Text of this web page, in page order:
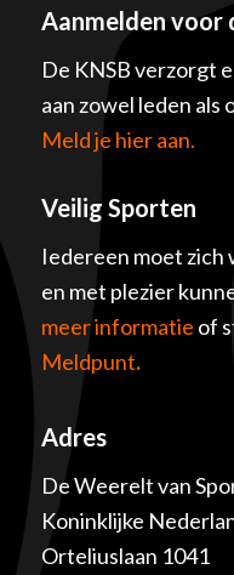
Aanmelden voor
De KNSB verzorgt
aan zowel leden
Meld je hier aan.
Veilig Sporten
Iedereen moet zich
en met plezier
meer informatie of
Meldpunt.
Adres
De Weerelt van
Koninklijke
Orteliuslaan 1041